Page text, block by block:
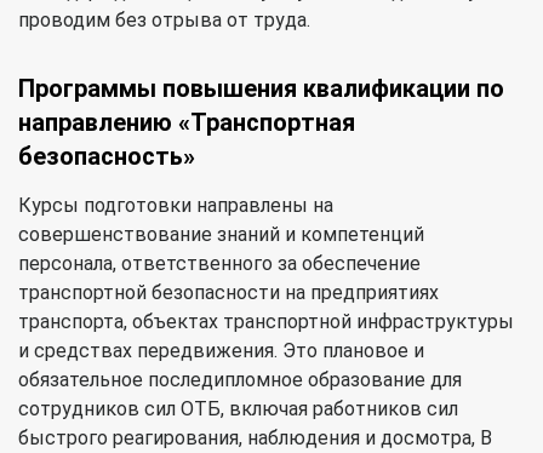
проводим без отрыва от труда.
Программы повышения квалификации по
направлению «Транспортная
безопасность»
Курсы подготовки направлены на
совершенствование знаний и компетенций
персонала, ответственного за обеспечение
транспортной безопасности на предприятиях
транспорта, объектах транспортной инфраструктуры
и средствах передвижения. Это плановое и
обязательное последипломное образование для
сотрудников сил ОТБ, включая работников сил
быстрого реагирования, наблюдения и досмотра, В